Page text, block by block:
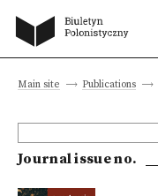
Main site Publications
Journal issue no.